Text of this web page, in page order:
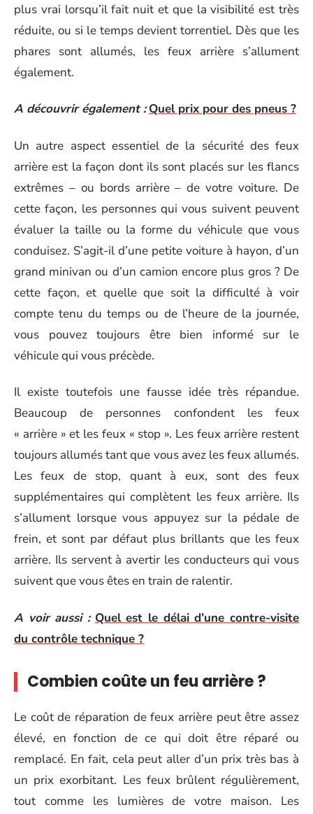
plus vrai lorsqu’il fait nuit et que la visibilité est très
réduite, ou si le temps devient torrentiel. Dès que les
phares sont allumés, les feux arrière s’allument
également.
A découvrir également : Quel prix pour des pneus ?
Un autre aspect essentiel de la sécurité des feux
arrière est la façon dont ils sont placés sur les flancs
extrêmes – ou bords arrière – de votre voiture. De
cette façon, les personnes qui vous suivent peuvent
évaluer la taille ou la forme du véhicule que vous
conduisez. S’agit-il d’une petite voiture à hayon, d’un
grand minivan ou d’un camion encore plus gros ? De
cette façon, et quelle que soit la difficulté à voir
compte tenu du temps ou de l’heure de la journée,
vous pouvez toujours être bien informé sur le
véhicule qui vous précède.
Il existe toutefois une fausse idée très répandue.
Beaucoup de personnes confondent les feux
« arrière » et les feux « stop ». Les feux arrière restent
toujours allumés tant que vous avez les feux allumés.
Les feux de stop, quant à eux, sont des feux
supplémentaires qui complètent les feux arrière. Ils
s’allument lorsque vous appuyez sur la pédale de
frein, et sont par défaut plus brillants que les feux
arrière. Ils servent à avertir les conducteurs qui vous
suivent que vous êtes en train de ralentir.
A voir aussi : Quel est le délai d’une contre-visite
du contrôle technique ?
Combien coûte un feu arrière ?
Le coût de réparation de feux arrière peut être assez
élevé, en fonction de ce qui doit être réparé ou
remplacé. En fait, cela peut aller d’un prix très bas à
un prix exorbitant. Les feux brûlent régulièrement,
tout comme les lumières de votre maison. Les